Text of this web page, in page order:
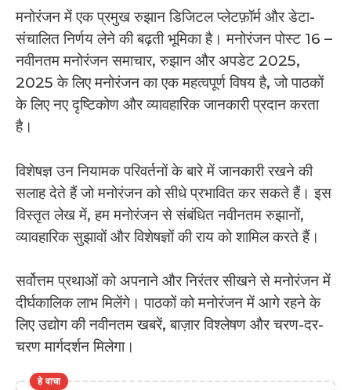
मनोरंजन में एक प्रमुख रुझान डिजिटल प्लेटफ़ॉर्म और डेटा-
संचालित निर्णय लेने की बढ़ती भूमिका है। मनोरंजन पोस्ट 16 –
नवीनतम मनोरंजन समाचार, रुझान और अपडेट 2025,
2025 के लिए मनोरंजन का एक महत्वपूर्ण विषय है, जो पाठकों
के लिए नए दृष्टिकोण और व्यावहारिक जानकारी प्रदान करता
है।
विशेषज्ञ उन नियामक परिवर्तनों के बारे में जानकारी रखने की
सलाह देते हैं जो मनोरंजन को सीधे प्रभावित कर सकते हैं। इस
विस्तृत लेख में, हम मनोरंजन से संबंधित नवीनतम रुझानों,
व्यावहारिक सुझावों और विशेषज्ञों की राय को शामिल करते हैं।
सर्वोत्तम प्रथाओं को अपनाने और निरंतर सीखने से मनोरंजन में
दीर्घकालिक लाभ मिलेंगे। पाठकों को मनोरंजन में आगे रहने के
लिए उद्योग की नवीनतम खबरें, बाज़ार विश्लेषण और चरण-दर-
चरण मार्गदर्शन मिलेगा।
हे वाचा